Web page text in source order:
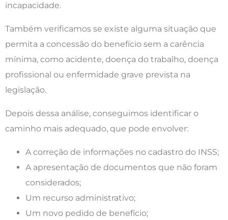
incapacidade.
Também verificamos se existe alguma situação que
permita a concessão do benefício sem a carência
mínima, como acidente, doença do trabalho, doença
profissional ou enfermidade grave prevista na
legislação.
Depois dessa análise, conseguimos identificar o
caminho mais adequado, que pode envolver:
A correção de informações no cadastro do INSS;
A apresentação de documentos que não foram
considerados;
Um recurso administrativo;
Um novo pedido de benefício;